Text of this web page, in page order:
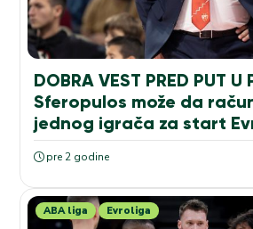
DOBRA VEST PRED PUT U
Sferopulos može da
jednog igrača za start
pre 2 godine
ABA liga Evroliga